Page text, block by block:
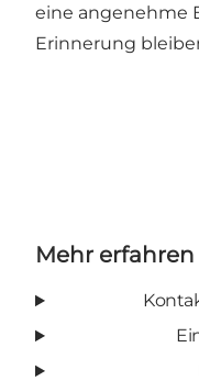
eine angenehme
Erinnerung
Mehr erfahren